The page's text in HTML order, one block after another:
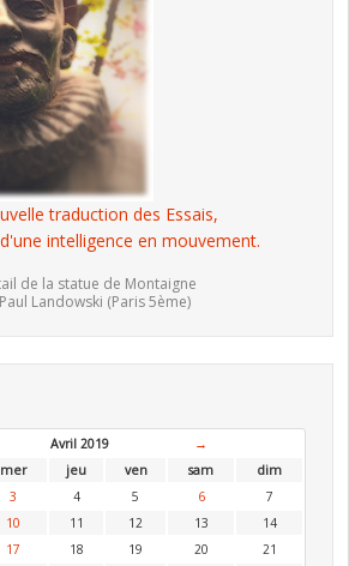
traduction des Essais,
intelligence en mouvement.
de la statue de Montaigne
Landowski (Paris 5ème)
Avril 2019
→
mer jeu ven sam
dim
3 4 5 6
7
10 11 12 13
14
17 18 19 20
21